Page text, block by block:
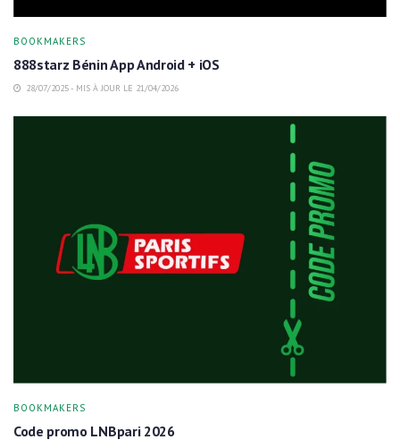
BOOKMAKERS
888starz Bénin App Android + iOS
28/07/2025 - MIS À JOUR LE 21/04/2026
BOOKMAKERS
Code promo LNBpari 2026